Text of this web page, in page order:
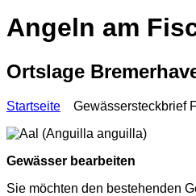
Angeln am
Ortslage
Startseite Gewässersteckbrief
Gewässer bearbeiten
Sie möchten den bestehenden